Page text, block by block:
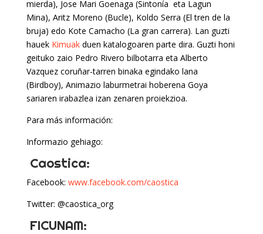
mierda), Jose Mari Goenaga (Sintonía eta Lagun
Mina), Aritz Moreno (Bucle), Koldo Serra (El tren de la
bruja) edo Kote Camacho (La gran carrera). Lan guzti
hauek Kimuakduen katalogoaren parte dira. Guzti honi
geituko zaio Pedro Rivero bilbotarra eta Alberto
Vazquez coruñar-tarren binaka egindako lana
(Birdboy), Animazio laburmetrai hoberena Goya
sariaren irabazlea izan zenaren proiekzioa.
Para más información:
Informazio gehiago:
Caostica:
Facebook: www.facebook.com/caostica
Twitter: @caostica_org
FICUNAM: